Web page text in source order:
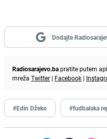
Dodajte
Radiosarajevo.bapratite putem
mreža Twitter | Facebook |
#Edin Džeko #fudbalska